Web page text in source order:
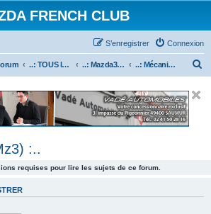
FRENCH CLUB
Connexion
S’enregistrer
..: TOUS les Véhicules MAZDA :.. ..: Mazda3 :.. ..: Mécanique (Mz3) :..
e
:..
requises pour lire les sujets de ce forum.